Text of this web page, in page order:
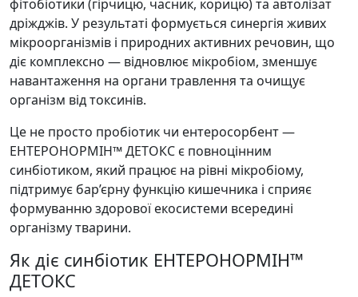
фітобіотики (гірчицю, часник, корицю) та автолізат
дріжджів. У результаті формується синергія живих
мікроорганізмів і природних активних речовин, що
діє комплексно — відновлює мікробіом, зменшує
навантаження на органи травлення та очищує
організм від токсинів.
Це не просто пробіотик чи ентеросорбент —
ЕНТЕРОНОРМІН™ ДЕТОКС є повноцінним
синбіотиком, який працює на рівні мікробіому,
підтримує бар’єрну функцію кишечника і сприяє
формуванню здорової екосистеми всередині
організму тварини.
Як діє синбіотик ЕНТЕРОНОРМІН™
ДЕТОКС